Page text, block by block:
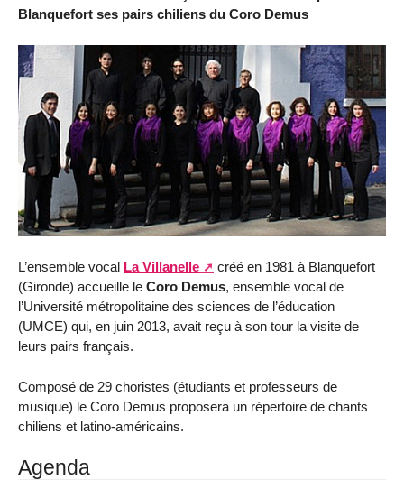
Blanquefort ses pairs chiliens du Coro Demus
L’ensemble vocal La Villanelle
créé en 1981 à Blanquefort
(Gironde) accueille le Coro Demus, ensemble vocal de
l’Université métropolitaine des sciences de l’éducation
(UMCE) qui, en juin 2013, avait reçu à son tour la visite de
leurs pairs français.
Composé de 29 choristes (étudiants et professeurs de
musique) le Coro Demus proposera un répertoire de chants
chiliens et latino-américains.
Agenda